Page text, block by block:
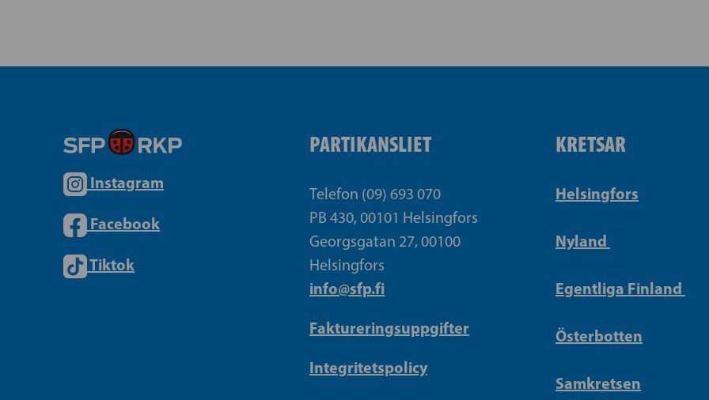
Instagram
Facebook
Tiktok
PARTIKANSLIET
Telefon (09) 693 070
PB 430, 00101 Helsingfors
Georgsgatan 27, 00100
Helsingfors
info@sfp.fi
Faktureringsuppgifter
Integritetspolicy
KRETSAR
Helsingfors
Nyland
Egentliga Finland
Österbotten
Samkretsen